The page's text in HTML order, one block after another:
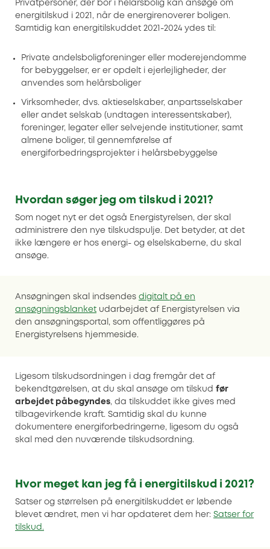
Privatpersoner, der bor i helårsbolig kan ansøge om
energitilskud i 2021, når de energirenoverer boligen.
Samtidig kan energitilskuddet 2021-2024 ydes til:
Private andelsboligforeninger eller moderejendomme
for bebyggelser, er er opdelt i ejerlejligheder, der
anvendes som helårsboliger
Virksomheder, dvs. aktieselskaber, anpartsselskaber
eller andet selskab (undtagen interessentskaber),
foreninger, legater eller selvejende institutioner, samt
almene boliger, til gennemførelse af
energiforbedringsprojekter i helårsbebyggelse
Hvordan søger jeg om tilskud i 2021?
Som noget nyt er det også Energistyrelsen, der skal
administrere den nye tilskudspulje. Det betyder, at det
ikke længere er hos energi- og elselskaberne, du skal
ansøge.
Ansøgningen skal indsendes digitalt på en
ansøgningsblanket udarbejdet af Energistyrelsen via
den ansøgningsportal, som offentliggøres på
Energistyrelsens hjemmeside.
Ligesom tilskudsordningen i dag fremgår det af
bekendtgørelsen, at du skal ansøge om tilskud før
arbejdet påbegyndes, da tilskuddet ikke gives med
tilbagevirkende kraft. Samtidig skal du kunne
dokumentere energiforbedringerne, ligesom du også
skal med den nuværende tilskudsordning.
Hvor meget kan jeg få i energitilskud i 2021?
Satser og størrelsen på energitilskuddet er løbende
blevet ændret, men vi har opdateret dem her: Satser for
tilskud.